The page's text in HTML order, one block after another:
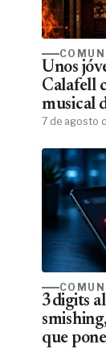
Unos
Calafell
musical
7 de agosto
3digits
que